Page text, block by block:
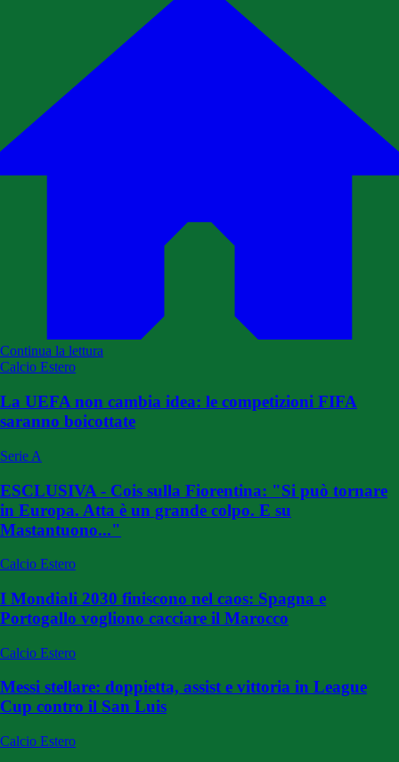
Continua la lettura
Calcio Estero
La UEFA non cambia idea: le competizioni FIFA
saranno boicottate
Serie A
ESCLUSIVA - Cois sulla Fiorentina: "Si può tornare
in Europa. Atta è un grande colpo. E su
Mastantuono..."
Calcio Estero
I Mondiali 2030 finiscono nel caos: Spagna e
Portogallo vogliono cacciare il Marocco
Calcio Estero
Messi stellare: doppietta, assist e vittoria in League
Cup contro il San Luis
Calcio Estero